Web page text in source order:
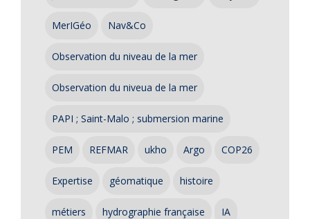
MerIGéo Nav&Co
Observation du niveau de la mer
Observation du niveua de la mer
PAPI ; Saint-Malo ; submersion marine
PEM REFMAR ukho Argo COP26
Expertise géomatique histoire
métiers hydrographie française IA